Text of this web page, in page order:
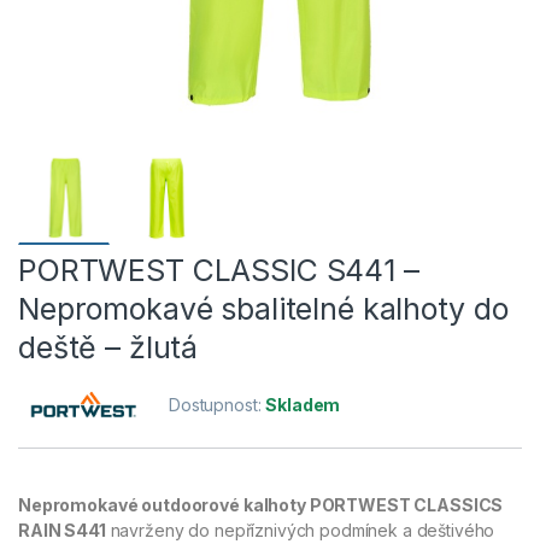
PORTWEST CLASSIC S441 –
Nepromokavé sbalitelné kalhoty do
deště – žlutá
Dostupnost:Skladem
Nepromokavé outdoorové kalhoty PORTWEST CLASSICS
RAIN S441 navrženy do nepříznivých podmínek a deštivého